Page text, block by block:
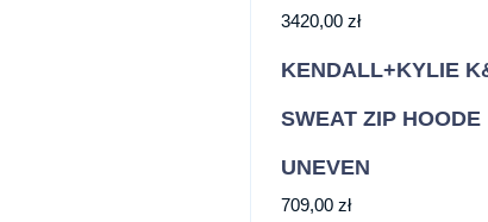
3420,00 zł
KENDALL+KYLIE
SWEAT ZIP HOODE
UNEVEN
709,00 zł